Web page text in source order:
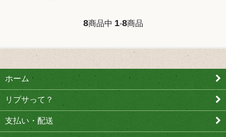
8商品中 1-8商品
ホーム
リプサって？
支払い・配送